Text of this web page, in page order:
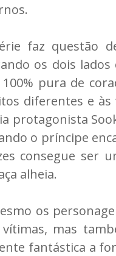
faz questão
os dois lados
pura de
diferentes e
protagonista
o príncipe
consegue ser
alheia.
os
mas
fantástica a